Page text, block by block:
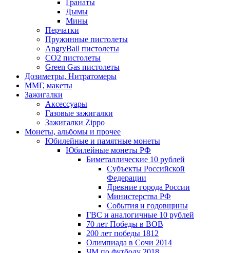
Гранаты
Дымы
Мины
Перчатки
Пружинные пистолеты
AngryBall пистолеты
CO2 пистолеты
Green Gas пистолеты
Дозиметры, Нитратомеры
ММГ, макеты
Зажигалки
Аксессуары
Газовые зажигалки
Зажигалки Zippo
Монеты, альбомы и прочее
Юбилейные и памятные монеты
Юбилейные монеты РФ
Биметаллические 10 рублей
Субъекты Российской
Федерации
Древние города России
Министерства РФ
События и годовщины
ГВС и аналогичные 10 рублей
70 лет Победы в ВОВ
200 лет победы 1812
Олимпиада в Сочи 2014